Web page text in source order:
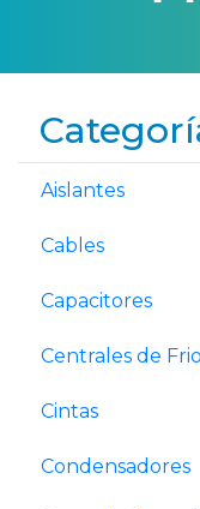
Aislantes
Cables
Capacitores
Centrales de Frio
Cintas
Condensadores